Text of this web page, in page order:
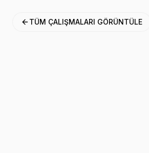
TÜM ÇALIŞMALARI GÖRÜNTÜLE